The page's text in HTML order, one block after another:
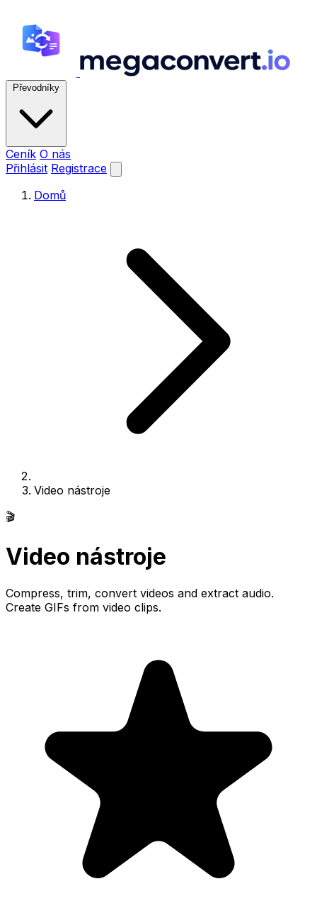
Převodníky
Ceník O nás
Přihlásit Registrace
Domů
Video nástroje
🎬
Video nástroje
Compress, trim, convert videos and extract audio.
Create GIFs from video clips.